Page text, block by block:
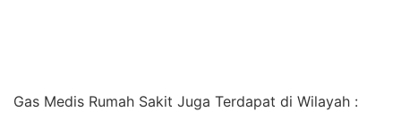
Gas Medis Rumah Sakit Juga Terdapat di Wilayah :